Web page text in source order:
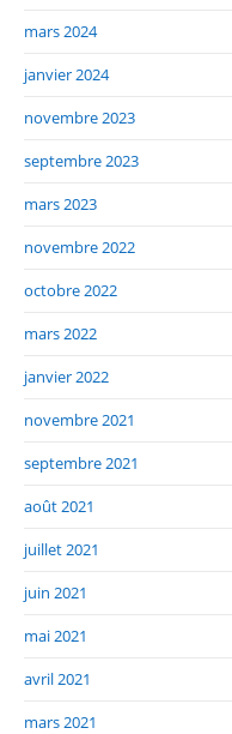
mars 2024
janvier 2024
novembre 2023
septembre 2023
mars 2023
novembre 2022
octobre 2022
mars 2022
janvier 2022
novembre 2021
septembre 2021
août 2021
juillet 2021
juin 2021
mai 2021
avril 2021
mars 2021